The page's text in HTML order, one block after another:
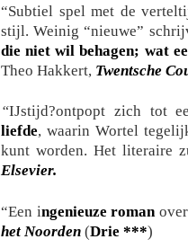
“Subtiel spel met de
stijl. Weinig “nieuwe”
die niet wil behagen; wat
Theo Hakkert, Twentsche
“IJstijd?ontpopt zich tot
liefde, waarin Wortel
kunt worden. Het literaire
Elsevier.
“Een ingenieuze romanover
het Noorden (Drie ***)